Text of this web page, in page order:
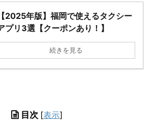
【2025年版】福岡で使えるタクシー
プリ3選【クーポンあり！】
続きを見る
目次 [表示]